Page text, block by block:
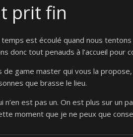
prit fin
est écoulé quand nous
donc tout penauds à l’accueil pour
game master qui vous la
que brasse le lieu.
n’en est pas un. On est plus sur un
moment que je ne peux que